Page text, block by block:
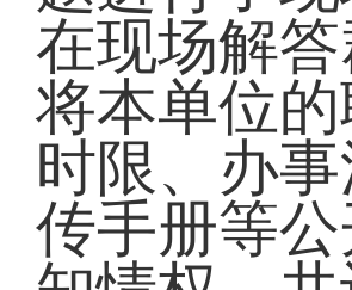
在现场解
将本单位
时限、办
传手册等